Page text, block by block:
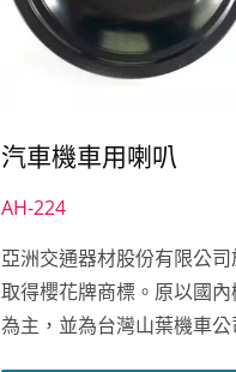
汽車機車用喇叭
AH-224
亞洲交通器材股份有限公
取得櫻花牌商標。原以國內
為主，並為台灣山葉機車公